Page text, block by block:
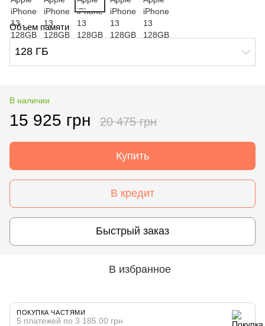
Объем памяти
128 ГБ
В наличии
15 925 грн 20 475 грн
Купить
В кредит
Быстрый заказ
В избранное
ПОКУПКА ЧАСТЯМИ
5 платежей по 3 185.00 грн